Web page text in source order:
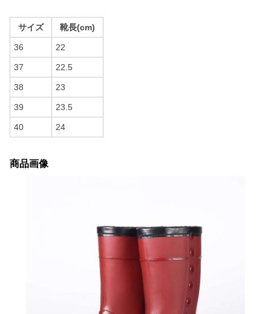
サイズ 靴長(cm)
36 22
37 22.5
38 23
39 23.5
40 24
商品画像